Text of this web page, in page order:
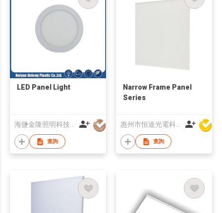
LED Panel Light
海鹽金隆照明科技股份有限公司
查詢
Narrow Frame Panel
Series
惠州市恒途光電科技有限公司
查詢